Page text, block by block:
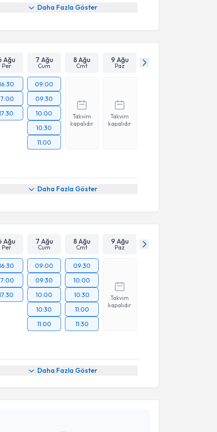
Daha Fazla Göster
Ağu
Per
7 Ağu
Cum
8 Ağu
Cmt
9 Ağu
Paz
09:00
09:30
10:00
10:30
11:00
Takvim
kapalıdır
Takvim
kapalıdır
Daha Fazla Göster
Ağu
Per
7 Ağu
Cum
8 Ağu
Cmt
9 Ağu
Paz
09:00
09:30
10:00
10:30
11:00
09:30
10:00
10:30
11:00
11:30
Takvim
kapalıdır
Daha Fazla Göster
Talebi